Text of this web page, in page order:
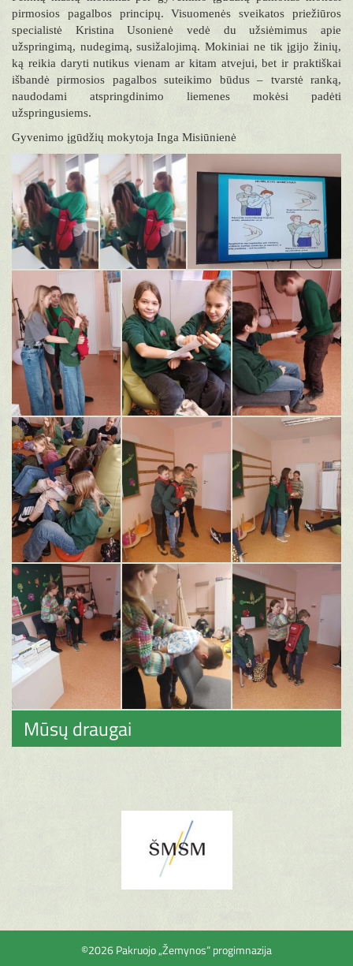
pirmosios pagalbos principų. Visuomenės sveikatos priežiūros
specialistė Kristina Usonienė vedė du užsiėmimus apie
užspringimą, nudegimą, susižalojimą. Mokiniai ne tik įgijo žinių,
ką reikia daryti nutikus vienam ar kitam atvejui, bet ir praktiškai
išbandė pirmosios pagalbos suteikimo būdus – tvarstė ranką,
naudodami atspringdinimo liemenes mokėsi padėti
užspringusiems.
Gyvenimo įgūdžių mokytoja Inga Misiūnienė
Mūsų draugai
©2026 Pakruojo „Žemynos“ progimnazija